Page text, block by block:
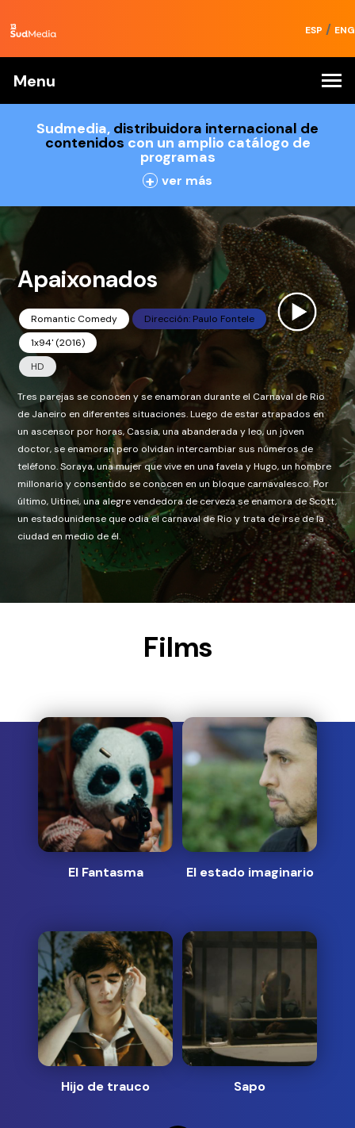
ESP / ENG
Menu
Sudmedia, distribuidora internacional de
contenidos con un amplio catálogo de
programas
+ ver más
Apaixonados
Romantic Comedy
Dirección: Paulo Fontele
1x94' (2016)
HD
Tres parejas se conocen y se enamoran durante el Carnaval de Rio
de Janeiro en diferentes situaciones. Luego de estar atrapados en
un ascensor por horas, Cassia, una abanderada y leo, un joven
doctor, se enamoran pero olvidan intercambiar sus números de
teléfono. Soraya, una mujer que vive en una favela y Hugo, un hombre
millonario y consentido se conocen en un bloque carnavalesco. Por
último, Uitinei, una alegre vendedora de cerveza se enamora de Scott,
un estadounidense que odia el carnaval de Rio y trata de irse de la
ciudad en medio de él.
Films
El Fantasma El estado imaginario
Hijo de trauco Sapo